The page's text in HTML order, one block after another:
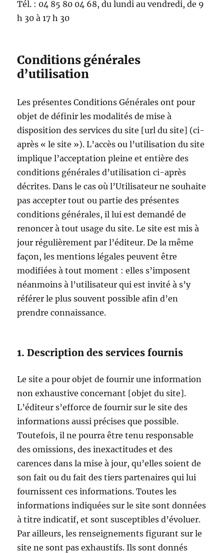
Tél. : 04 85 80 04 68, du lundi au vendredi, de 9
h 30 à 17 h 30
Conditions générales
d’utilisation
Les présentes Conditions Générales ont pour
objet de définir les modalités de mise à
disposition des services du site [url du site] (ci-
après « le site »). L’accès ou l’utilisation du site
implique l’acceptation pleine et entière des
conditions générales d’utilisation ci-après
décrites. Dans le cas où l’Utilisateur ne souhaite
pas accepter tout ou partie des présentes
conditions générales, il lui est demandé de
renoncer à tout usage du site. Le site est mis à
jour régulièrement par l’éditeur. De la même
façon, les mentions légales peuvent être
modifiées à tout moment : elles s’imposent
néanmoins à l’utilisateur qui est invité à s’y
référer le plus souvent possible afin d’en
prendre connaissance.
1. Description des services fournis
Le site a pour objet de fournir une information
non exhaustive concernant [objet du site].
L’éditeur s’efforce de fournir sur le site des
informations aussi précises que possible.
Toutefois, il ne pourra être tenu responsable
des omissions, des inexactitudes et des
carences dans la mise à jour, qu’elles soient de
son fait ou du fait des tiers partenaires qui lui
fournissent ces informations. Toutes les
informations indiquées sur le site sont données
à titre indicatif, et sont susceptibles d’évoluer.
Par ailleurs, les renseignements figurant sur le
site ne sont pas exhaustifs. Ils sont donnés